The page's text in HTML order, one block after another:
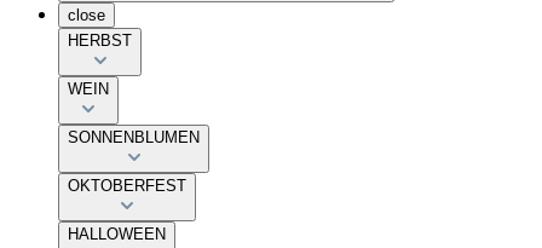
close
HERBST
WEIN
SONNENBLUMEN
OKTOBERFEST
HALLOWEEN